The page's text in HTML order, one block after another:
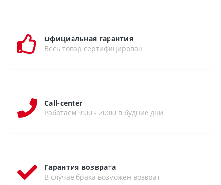
Официальная гарантия
Весь товар сертифицирован
Call-center
Работаем 9:00 - 20:00 в будние дни
Гарантия возврата
В случае брака возможен возврат